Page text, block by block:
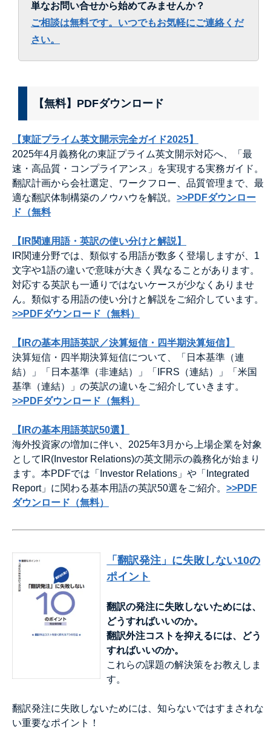
単なお問い合せから始めてみませんか？
ご相談は無料です。いつでもお気軽にご連絡くだ
さい。
【無料】PDFダウンロード
【東証プライム英文開示完全ガイド2025】
2025年4月義務化の東証プライム英文開示対応へ、「最
速・高品質・コンプライアンス」を実現する実務ガイド。
翻訳計画から会社選定、ワークフロー、品質管理まで、最
適な翻訳体制構築のノウハウを解説。 >>PDFダウンロー
ド（無料
【IR関連用語・英訳の使い分けと解説】
IR関連分野では、類似する用語が数多く登場しますが、1
文字や1語の違いで意味が大きく異なることがあります。
対応する英訳も一通りではないケースが少なくありませ
ん。類似する用語の使い分けと解説をご紹介しています。
>>PDFダウンロード（無料）
【IRの基本用語英訳／決算短信・四半期決算短信】
決算短信・四半期決算短信について、「日本基準（連
結）」「日本基準（非連結）」「IFRS（連結）」「米国
基準（連結）」の英訳の違いをご紹介していきます。
>>PDFダウンロード（無料）
【IRの基本用語英訳50選】
海外投資家の増加に伴い、2025年3月から上場企業を対象
としてIR(Investor Relations)の英文開示の義務化が始まり
ます。本PDFでは「Investor Relations」や「Integrated
Report」に関わる基本用語の英訳50選をご紹介。 >>PDF
ダウンロード（無料）
「翻訳発注」に失敗しない10の
ポイント
翻訳の発注に失敗しないためには、
どうすればいいのか。
翻訳外注コストを抑えるには、どう
すればいいのか。
これらの課題の解決策をお教えしま
す。
翻訳発注に失敗しないためには、知らないではすまされな
い重要なポイント！